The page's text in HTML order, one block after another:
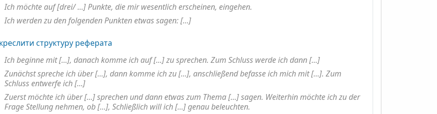
Ich möchte auf [drei/ ...] Punkte, die mir wesentlich erscheinen, eingehen.
Ich werden zu den folgenden Punkten etwas sagen: [...]
структуру реферата
Ich beginne mit [...], danach komme ich auf [...] zu sprechen. Zum Schluss werde ich dann [...]
Zunächst spreche ich über [...], dann komme ich zu [...], anschließend befasse ich mich mit [...]. Zum
Schluss entwerfe ich [...]
Zuerst möchte ich über [...] sprechen und dann etwas zum Thema [...] sagen. Weiterhin möchte ich zu der
Frage Stellung nehmen, ob [...], Schließlich will ich [...] genau beleuchten.